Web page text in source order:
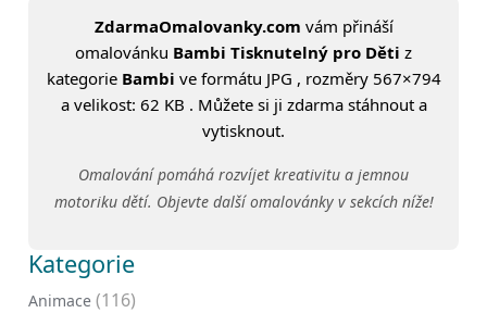
ZdarmaOmalovanky.com vám přináší
omalovánku Bambi Tisknutelný pro Děti z
kategorie Bambi ve formátu JPG , rozměry 567×794
a velikost: 62 KB . Můžete si ji zdarma stáhnout a
vytisknout.
Omalování pomáhá rozvíjet kreativitu a jemnou
motoriku dětí. Objevte další omalovánky v sekcích níže!
Kategorie
Animace (116)